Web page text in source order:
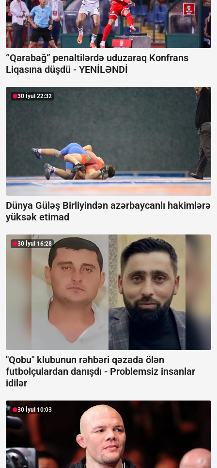
“Qarabağ” penaltilərdə uduzaraq Konfrans
Liqasına düşdü - YENİLƏNDİ
30 İyul 22:32
Dünya Güləş Birliyindən azərbaycanlı hakimlərə
yüksək etimad
30 İyul 16:28
"Qobu" klubunun rəhbəri qəzada ölən
futbolçulardan danışdı - Problemsiz insanlar
idilər
30 İyul 10:03